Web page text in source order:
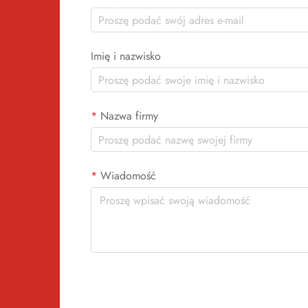
Imię i nazwisko
Nazwa firmy
Wiadomość